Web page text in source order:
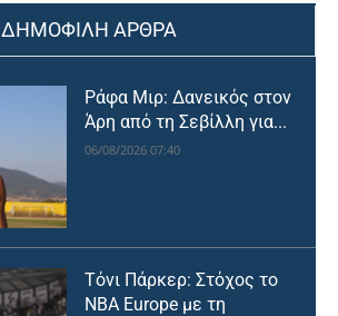
ΔΗΜΟΦΙΛΗ ΑΡΘΡΑ
Ράφα Μιρ: Δανεικός στον
Άρη από τη Σεβίλλη για...
06/08/2026 07:40
Τόνι Πάρκερ: Στόχος το
NBA Europe με τη